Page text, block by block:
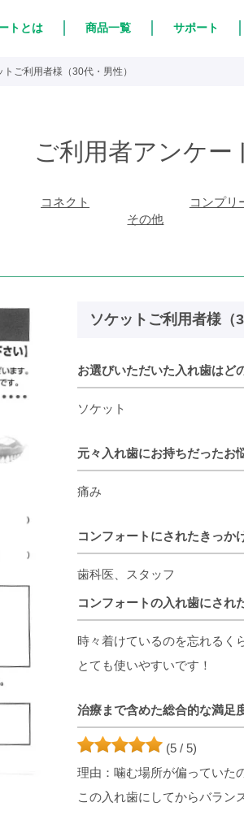
トとは 商品一覧 サポート
トご利用者様（30代・男性）
ご利用者アンケー
コネクト コンプリ
その他
ソケットご利用者様（
お選びいただいた入れ歯はど
ソケット
元々入れ歯にお持ちだったお
痛み
コンフォートにされたきっか
歯科医、スタッフ
コンフォートの入れ歯にされ
時々着けているのを忘れるく
とても使いやすいです！
治療まで含めた総合的な満足
(5 / 5)
理由：噛む場所が偏っていた
この入れ歯にしてからバラン